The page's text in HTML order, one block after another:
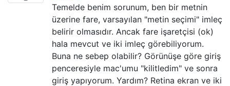
Temelde benim sorunum, ben bir metnin
üzerine fare, varsayılan "metin seçimi" imleç
belirir olmasıdır. Ancak fare işaretçisi (ok)
hala mevcut ve iki imleç görebiliyorum.
Buna ne sebep olabilir? Görünüşe göre giriş
penceresiyle mac'umu "kilitledim" ve sonra
giriş yapıyorum. Yardım? Retina ekran ve iki